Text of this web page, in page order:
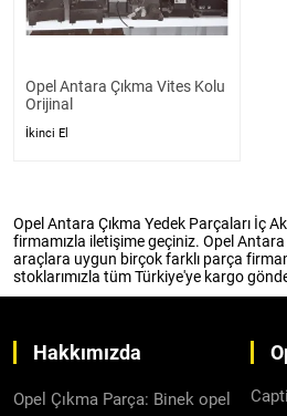
Opel Antara Çıkma Vites Kolu
Orijinal
İkinci El
Opel Antara Çıkma Yedek Parçaları İç
firmamızla iletişime geçiniz. Opel Antara
araçlara uygun birçok farklı parça
stoklarımızla tüm Türkiye'ye kargo
Hakkımızda
Opel Çıkma Parça: Binek opel